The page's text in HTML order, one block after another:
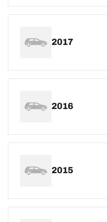
2017
2016
2015